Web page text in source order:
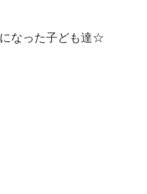
なった子ども達☆